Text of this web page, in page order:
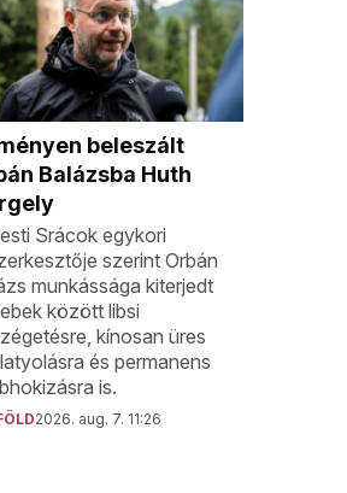
beleszált
Balázsba Huth
Srácok egykori
szerint Orbán
munkássága kiterjedt
között libsi
kínosan üres
és permanens
is.
2026. aug. 7. 11:26